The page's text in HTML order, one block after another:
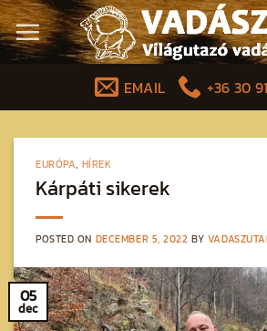
Skip
to
content
EMAIL
+36 30
EURÓPA, HÍREK
Kárpáti sikerek
POSTED ON DECEMBER 5, 2022 BY
05
dec